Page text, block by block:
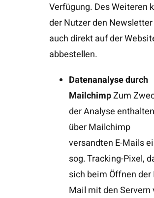
Verfügung. Des Weiteren
der Nutzer den Newsletter
auch direkt auf der
abbestellen.
Datenanalyse durch
MailchimpZum
der Analyse
über Mailchimp
versandten E-Mails
sog. Tracking-Pixel,
sich beim Öffnen der
Mail mit den Servern